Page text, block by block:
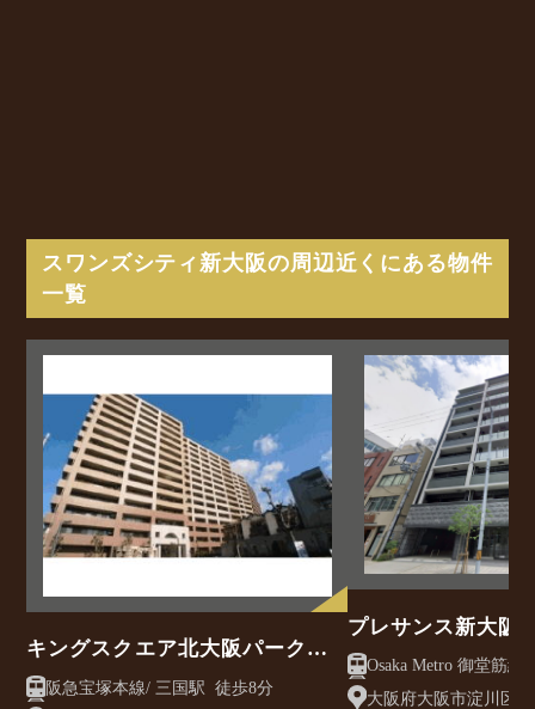
スワンズシティ新大阪の周辺近くにある物件
一覧
キングスクエア北大阪パークフ
ェリス2番館
阪急宝塚本線/ 三国駅 徒歩8分
プレサンス新大阪
Osaka Metro 御堂筋線/ 西中島南方駅 徒
歩3分
大阪府大阪市淀川区